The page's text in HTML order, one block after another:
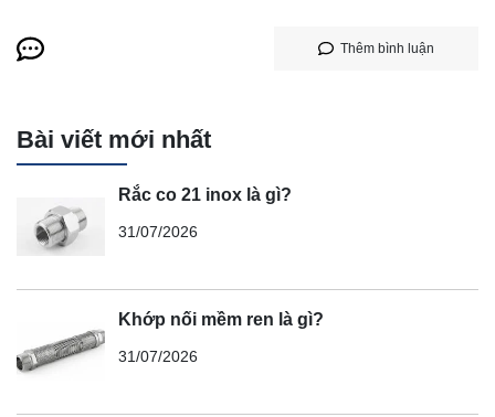
Thêm bình luận
Bài viết mới nhất
Rắc co 21 inox là gì?
31/07/2026
Khớp nối mềm ren là gì?
31/07/2026